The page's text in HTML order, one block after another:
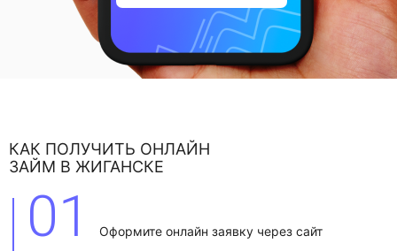
КАК ПОЛУЧИТЬ ОНЛАЙН
ЗАЙМ В ЖИГАНСКЕ
01 Оформите онлайн заявку через сайт